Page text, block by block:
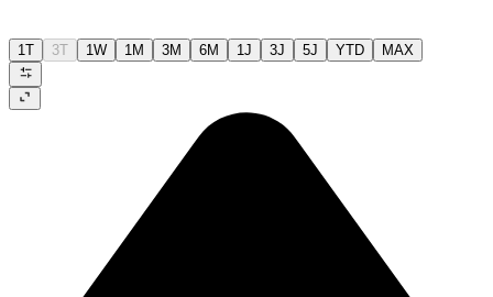
1T 3T 1W 1M 3M 6M 1J 3J 5J YTD MAX